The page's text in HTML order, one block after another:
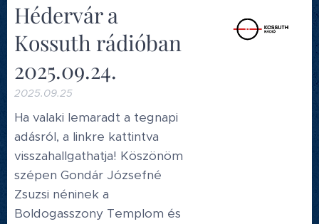
Hédervár a
Kossuth rádióban
2025.09.24.
2025.09.25
Ha valaki lemaradt a tegnapi
adásról, a linkre kattintva
visszahallgathatja! Köszönöm
szépen Gondár Józsefné
Zsuzsi néninek a
Boldogasszony Templom és